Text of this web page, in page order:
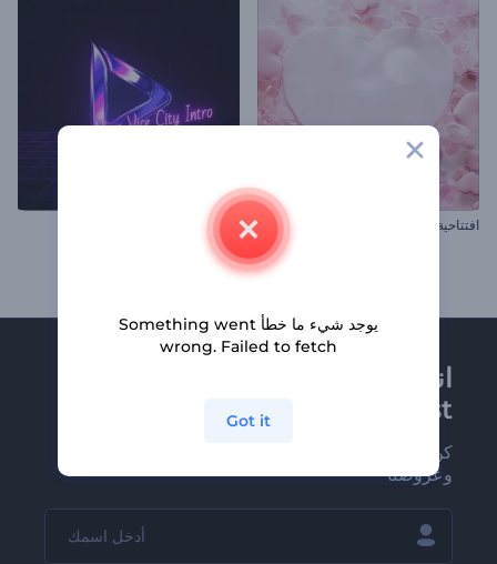
افتتاحية قلوب متساقطة افتتاحية أضواء نيون فايس سيتي
انضم إلى نشرة
Renderforest الإخبارية
كن من بين أوائل من يستلمون أحدث أخبارنا
وعروضنا
يوجد شيء ما خطأ Something went
wrong. Failed to fetch
Got it